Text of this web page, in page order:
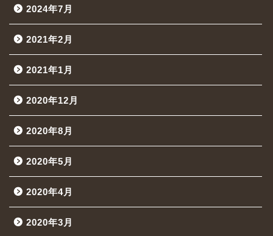
2024年7月
2021年2月
2021年1月
2020年12月
2020年8月
2020年5月
2020年4月
2020年3月